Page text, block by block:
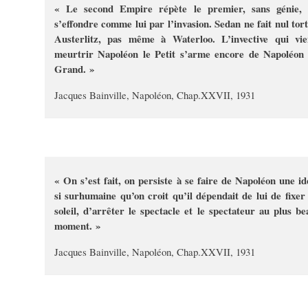
« Le second Empire répète le premier, sans génie,
s’effondre comme lui par l’invasion. Sedan ne fait nul
Austerlitz, pas même à Waterloo. L’invective qui
meurtrir Napoléon le Petit s’arme encore de Napoléon
Grand. »
Jacques Bainville, Napoléon, Chap.XXVII, 1931
« On s’est fait, on persiste à se faire de Napoléon une
si surhumaine qu’on croit qu’il dépendait de lui de
soleil, d’arrêter le spectacle et le spectateur au plus
moment. »
Jacques Bainville, Napoléon, Chap.XXVII, 1931